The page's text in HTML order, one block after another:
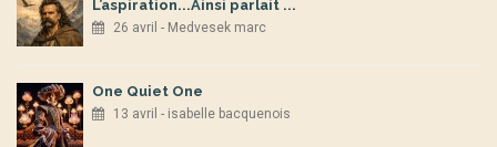
L’aspiration...Ainsi parlait ...
26 avril - Medvesek marc
One Quiet One
13 avril - isabelle bacquenois